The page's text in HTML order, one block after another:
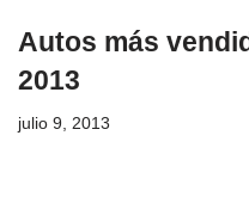
Autos más
2013
julio 9, 2013